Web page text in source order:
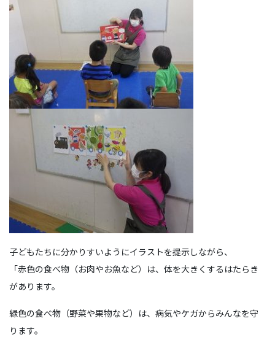
子どもたちに分かりすいようにイラストを提示しながら、
「赤色の食べ物（お肉やお魚など）は、体を大きくするはたらき
があります。
緑色の食べ物（野菜や果物など）は、病気やケガからみんなを守
ります。